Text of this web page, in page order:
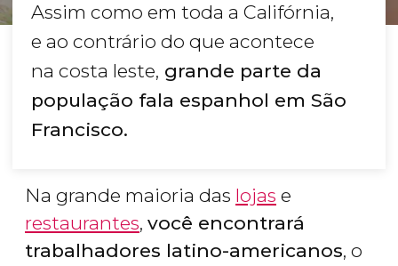
Assim como em toda a Califórnia,
e ao contrário do que acontece
na costa leste, grande parte da
população fala espanhol em São
Francisco.
Na grande maioria das lojas e
restaurantes, você encontrará
trabalhadores latino-americanos, o